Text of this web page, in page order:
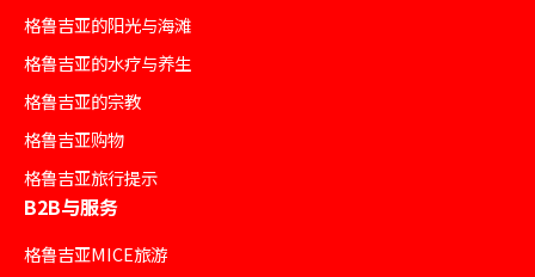
格鲁吉亚的阳光与海滩
格鲁吉亚的水疗与养生
格鲁吉亚的宗教
格鲁吉亚购物
格鲁吉亚旅行提示
B2B与服务
格鲁吉亚MICE旅游